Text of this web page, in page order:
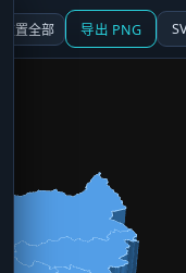
重置全部 导出 PNG